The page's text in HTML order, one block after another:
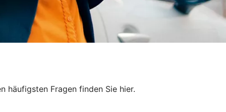
häufigsten Fragen finden Sie hier.